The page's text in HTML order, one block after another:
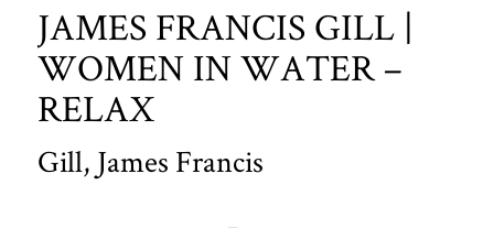
JAMES FRANCIS GILL |
WOMEN IN WATER –
RELAX
Gill, James Francis